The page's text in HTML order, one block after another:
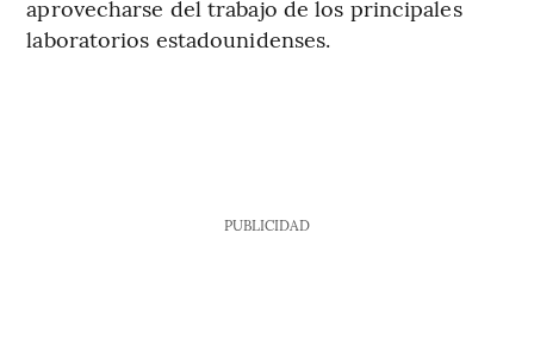
aprovecharse del trabajo de los principales
laboratorios estadounidenses.
PUBLICIDAD